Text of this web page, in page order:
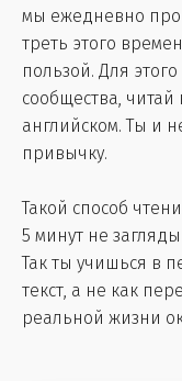
мы ежедневно
треть этого
пользой. Для
сообщества,
английском. Ты и
привычку.
Такой способ
5 минут не
Так ты учишься в
текст, а не как
реальной жизни